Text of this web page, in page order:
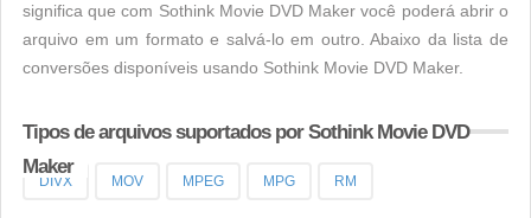
significa que com Sothink Movie DVD Maker você poderá abrir o
arquivo em um formato e salvá-lo em outro. Abaixo da lista de
conversões disponíveis usando Sothink Movie DVD Maker.
Tipos de arquivos suportados por Sothink Movie DVD
Maker
DIVX MOV MPEG MPG RM